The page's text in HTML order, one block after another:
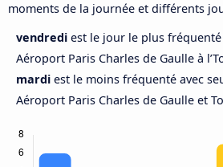
moments de la journée et différents
vendredi est le jour le plus
Aéroport Paris Charles de Gaulle à
mardi est le moins fréquenté avec
Aéroport Paris Charles de Gaulle et